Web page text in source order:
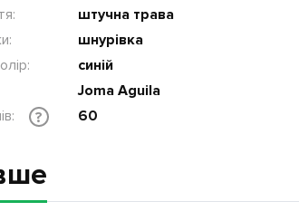
штучна трава
шнурівка
синій
Joma Aguila
? 60